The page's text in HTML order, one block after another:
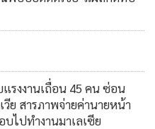
รงงานเถื่อน 45 คน ซ่อน
วีย สารภาพจ่ายค่านายหน้า
ไปทำงานมาเลเซีย